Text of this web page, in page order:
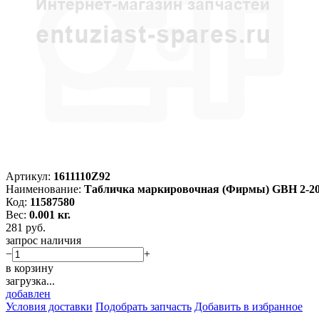
Артикул: 1611110Z92
Наименование: Табличка маркировочная (Фирмы) GBH 2-
Код: 11587580
Вес: 0.001 кг.
281 руб.
запрос наличия
−
+
в корзину
загрузка...
добавлен
Условия доставки Подобрать запчасть Добавить в избранное